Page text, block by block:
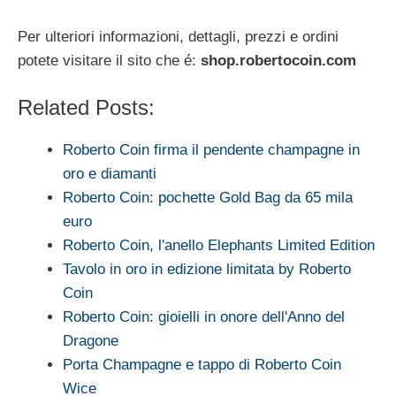
Per ulteriori informazioni, dettagli, prezzi e ordini
potete visitare il sito che é: shop.robertocoin.com
Related Posts:
Roberto Coin firma il pendente champagne in
oro e diamanti
Roberto Coin: pochette Gold Bag da 65 mila
euro
Roberto Coin, l'anello Elephants Limited Edition
Tavolo in oro in edizione limitata by Roberto
Coin
Roberto Coin: gioielli in onore dell'Anno del
Dragone
Porta Champagne e tappo di Roberto Coin
Wice